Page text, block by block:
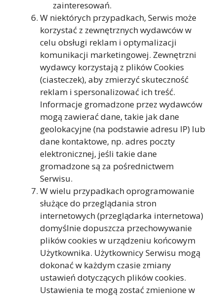
zainteresowań.
W niektórych przypadkach, Serwis może
korzystać z zewnętrznych wydawców w
celu obsługi reklam i optymalizacji
komunikacji marketingowej. Zewnętrzni
wydawcy korzystają z plików Cookies
(ciasteczek), aby zmierzyć skuteczność
reklam i spersonalizować ich treść.
Informacje gromadzone przez wydawców
mogą zawierać dane, takie jak dane
geolokacyjne (na podstawie adresu IP) lub
dane kontaktowe, np. adres poczty
elektronicznej, jeśli takie dane
gromadzone są za pośrednictwem
Serwisu.
W wielu przypadkach oprogramowanie
służące do przeglądania stron
internetowych (przeglądarka internetowa)
domyślnie dopuszcza przechowywanie
plików cookies w urządzeniu końcowym
Użytkownika. Użytkownicy Serwisu mogą
dokonać w każdym czasie zmiany
ustawień dotyczących plików cookies.
Ustawienia te mogą zostać zmienione w